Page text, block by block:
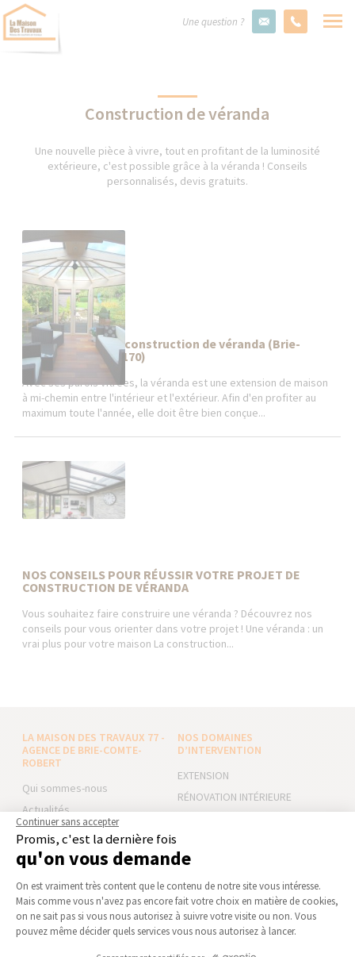
Une question ?
Construction de véranda
Une nouvelle pièce à vivre, tout en profitant de la luminosité
extérieure, c'est possible grâce à la véranda ! Conseils
personnalisés, devis gratuits.
Tout savoir sur la construction de véranda (Brie-
Comte-Robert 77170)
Avec ses parois vitrées, la véranda est une extension de maison
à mi-chemin entre l'intérieur et l'extérieur. Afin d'en profiter au
maximum toute l'année, elle doit être bien conçue...
NOS CONSEILS POUR RÉUSSIR VOTRE PROJET DE
CONSTRUCTION DE VÉRANDA
Vous souhaitez faire construire une véranda ? Découvrez nos
conseils pour vous orienter dans votre projet ! Une véranda : un
vrai plus pour votre maison La construction...
LA MAISON DES TRAVAUX 77 -
AGENCE DE BRIE-COMTE-
ROBERT
Qui sommes-nous
Actualités
Notre charte qualité
Partenaires
Devenir franchisé
Foire aux Questions
Conditions générales
NOS DOMAINES
D’INTERVENTION
EXTENSION
RÉNOVATION INTÉRIEURE
NOS PARTENAIRES
Expert Bricolage
Intégrer notre réseau
Des travaux pour les pros ?
Continuer sans accepter
Promis, c'est la dernière fois
qu'on vous demande
Plateforme de Gestion du
On est vraiment très content que le contenu de
notre site vous intéresse. Mais comme vous
n'avez pas encore fait votre choix en matière de cookies, on ne sait pas si
vous nous autorisez à suivre votre visite ou non. Vous pouvez même
décider quels services vous nous autorisez à lancer.
Axeptio consent